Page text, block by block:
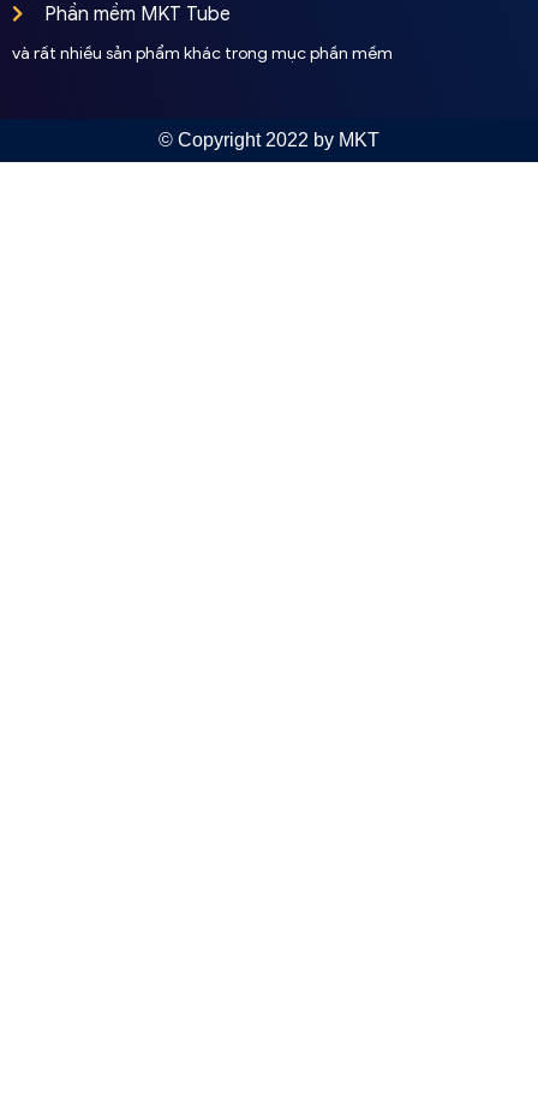
Phần mềm MKT Tube
và rất nhiều sản phẩm khác trong mục phần mềm
© Copyright 2022 by MKT